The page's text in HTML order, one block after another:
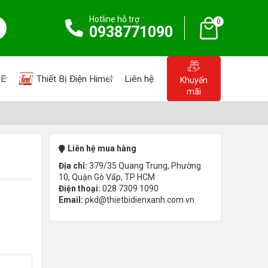
Hotline hỗ trợ
0938771090
0
Thiết Bị Điện Himel Liên hệ
Khuyến
mãi
Liên hệ mua hàng
Địa chỉ: 379/35 Quang Trung, Phường
10, Quận Gò Vấp, TP HCM
Điện thoại: 028 7309 1090
Email: pkd@thietbidienxanh.com.vn